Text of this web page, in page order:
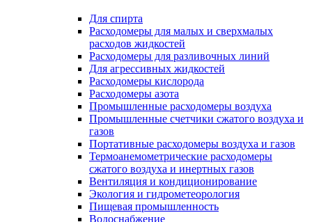
Для спирта
Расходомеры для малых и сверхмалых
расходов жидкостей
Расходомеры для разливочных линий
Для агрессивных жидкостей
Расходомеры кислорода
Расходомеры азота
Промышленные расходомеры воздуха
Промышленные счетчики сжатого воздуха и
газов
Портативные расходомеры воздуха и газов
Термоанемометрические расходомеры
сжатого воздуха и инертных газов
Вентиляция и кондиционирование
Экология и гидрометеорология
Пищевая промышленность
Водоснабжение